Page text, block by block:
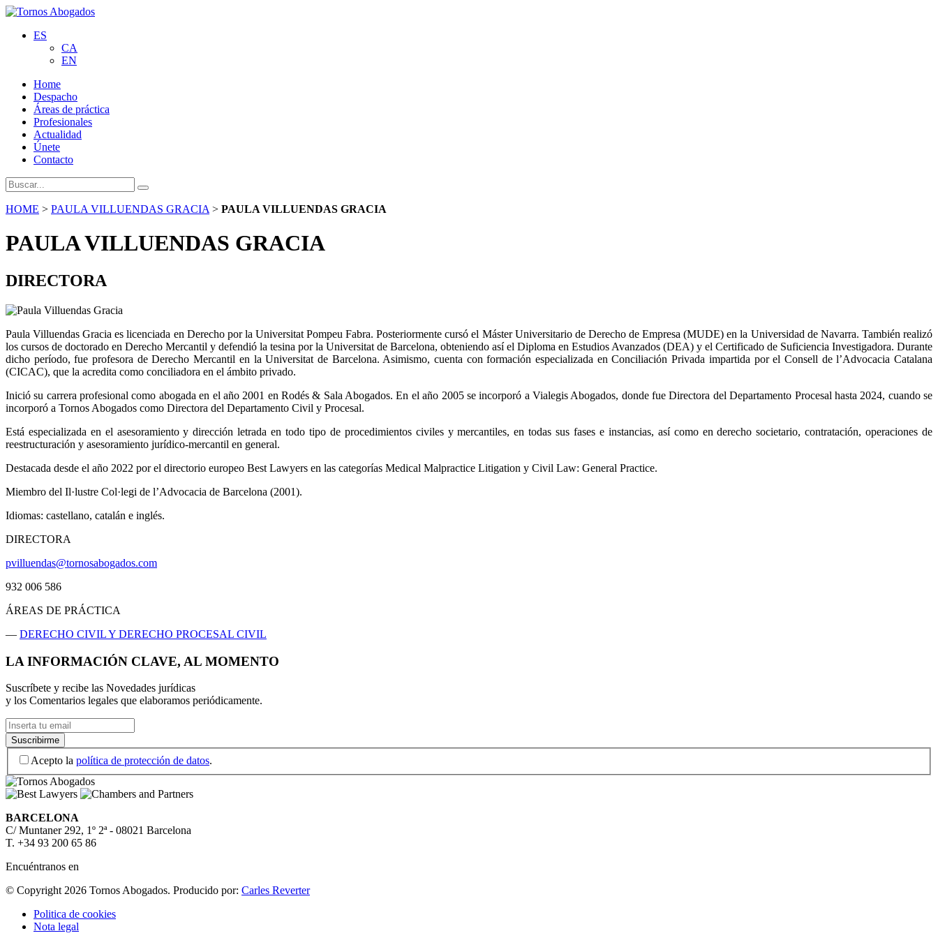
ES
CA
EN
Home
Despacho
Áreas de práctica
Profesionales
Actualidad
Únete
Contacto
HOME > PAULA VILLUENDAS GRACIA > PAULA VILLUENDAS GRACIA
PAULA VILLUENDAS GRACIA
DIRECTORA
Paula Villuendas Gracia es licenciada en Derecho por la Universitat Pompeu Fabra. Posteriormente cursó el Máster Universitario de Derecho de Empresa (MUDE) en la Universidad de Navarra. También realizó
los cursos de doctorado en Derecho Mercantil y defendió la tesina por la Universitat de Barcelona, obteniendo así el Diploma en Estudios Avanzados (DEA) y el Certificado de Suficiencia Investigadora. Durante
dicho período, fue profesora de Derecho Mercantil en la Universitat de Barcelona. Asimismo, cuenta con formación especializada en Conciliación Privada impartida por el Consell de l’Advocacia Catalana
(CICAC), que la acredita como conciliadora en el ámbito privado.
Inició su carrera profesional como abogada en el año 2001 en Rodés & Sala Abogados. En el año 2005 se incorporó a Vialegis Abogados, donde fue Directora del Departamento Procesal hasta 2024, cuando se
incorporó a Tornos Abogados como Directora del Departamento Civil y Procesal.
Está especializada en el asesoramiento y dirección letrada en todo tipo de procedimientos civiles y mercantiles, en todas sus fases e instancias, así como en derecho societario, contratación, operaciones de
reestructuración y asesoramiento jurídico-mercantil en general.
Destacada desde el año 2022 por el directorio europeo Best Lawyers en las categorías Medical Malpractice Litigation y Civil Law: General Practice.
Miembro del Il·lustre Col·legi de l’Advocacia de Barcelona (2001).
Idiomas: castellano, catalán e inglés.
DIRECTORA
pvilluendas@tornosabogados.com
932 006 586
ÁREAS DE PRÁCTICA
— DERECHO CIVIL Y DERECHO PROCESAL CIVIL
LA INFORMACIÓN CLAVE, AL MOMENTO
Suscríbete y recibe las Novedades jurídicas
y los Comentarios legales que elaboramos periódicamente.
Acepto la política de protección de datos.
BARCELONA
C/ Muntaner 292, 1º 2ª - 08021 Barcelona
T. +34 93 200 65 86
Encuéntranos en
© Copyright 2026 Tornos Abogados. Producido por: Carles Reverter
Politica de cookies
Nota legal